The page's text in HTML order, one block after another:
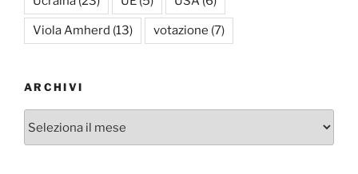
Viola Amherd (13) votazione (7)
ARCHIVI